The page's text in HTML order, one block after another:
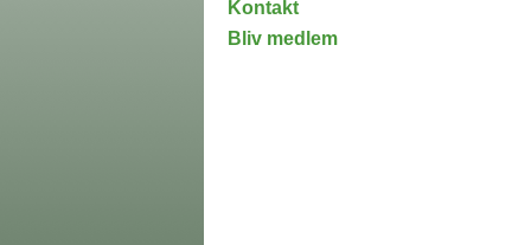
Kontakt
Bliv medlem